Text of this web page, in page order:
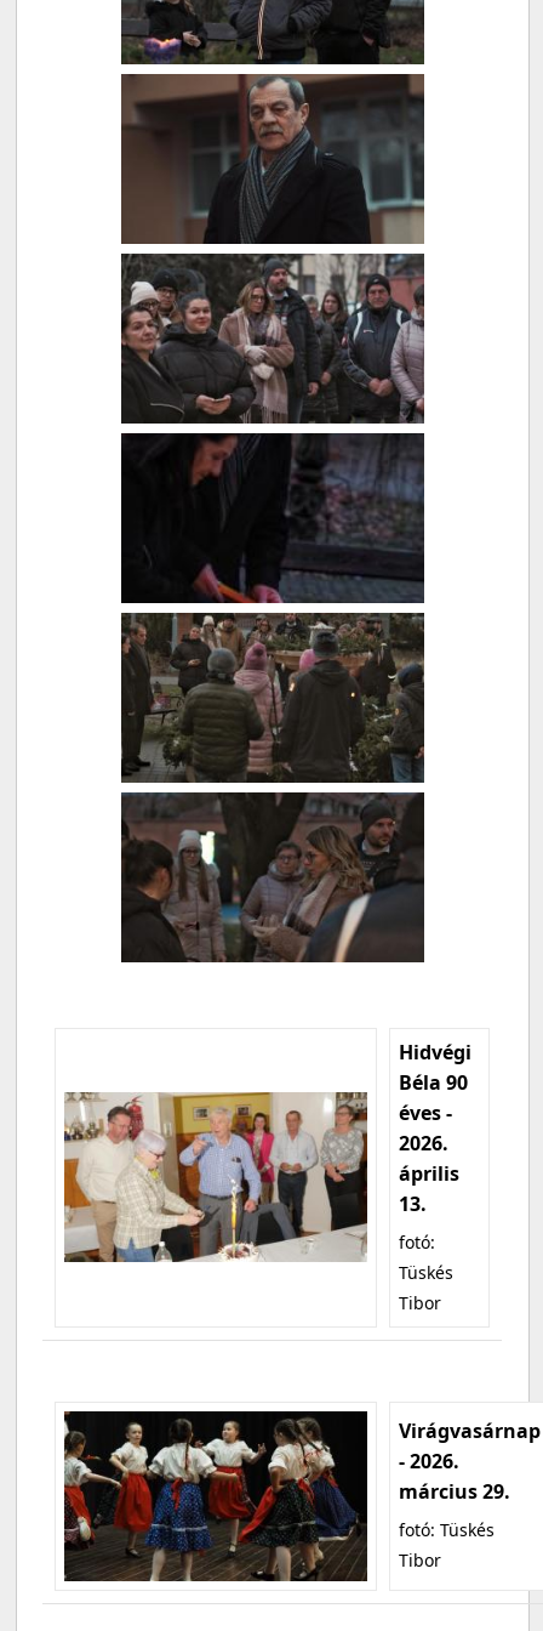
Hidvégi
Béla 90
éves -
2026.
április
13.
fotó:
Tüskés
Tibor
Virágvasárnap
- 2026.
március 29.
fotó: Tüskés
Tibor